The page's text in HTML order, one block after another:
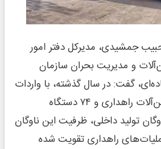
جمشیدی، مدیرکل دفتر امور
و مدیریت بحران سازمان
گفت: در سال گذشته، با واردات
۴۶۶ دستگاه انواع ماشین‌آلات راهداری و ۷۴ دستگاه
تولید داخلی، ظرفیت این ناوگان
راهداری تقویت شده